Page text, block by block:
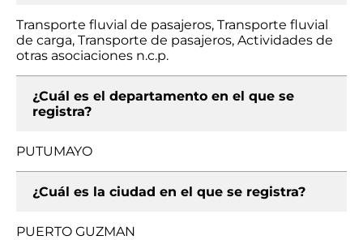
Transporte fluvial de pasajeros, Transporte fluvial
de carga, Transporte de pasajeros, Actividades de
otras asociaciones n.c.p.
¿Cuál es el departamento en el que se
registra?
PUTUMAYO
¿Cuál es la ciudad en el que se registra?
PUERTO GUZMAN